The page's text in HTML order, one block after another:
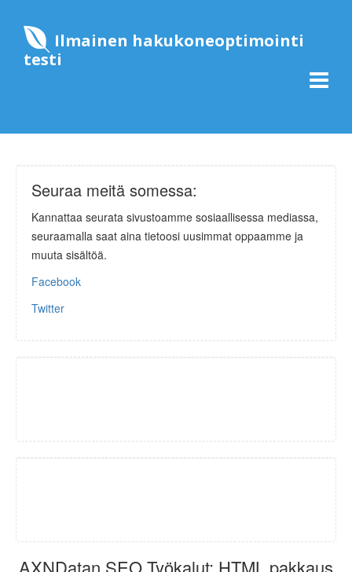
Ilmainen hakukoneoptimointi
testi
Seuraa meitä somessa:
Kannattaa seurata sivustoamme sosiaallisessa mediassa,
seuraamalla saat aina tietoosi uusimmat oppaamme ja
muuta sisältöä.
Facebook
Twitter
AXNDatan SEO Työkalut: HTML pakkaus